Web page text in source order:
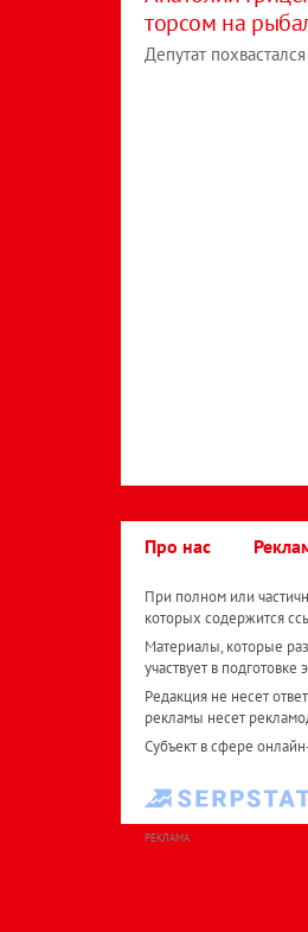
торсом на
Депутат
Про нас
При полном или
которых содержится
Материалы, которые
участвует в
Редакция не несет
рекламы несет
Субъект в сфере
РЕКЛАМА